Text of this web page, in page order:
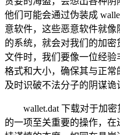
他们可能会通过伪装成
意软件，这些恶意软件就像
的系统，就会对我们的加
文件时，我们要像一位经
格式和大小，确保其与正常
及时识破不法分子的阴谋诡
wallet.dat 下载对于加
的一项至关重要的操作，